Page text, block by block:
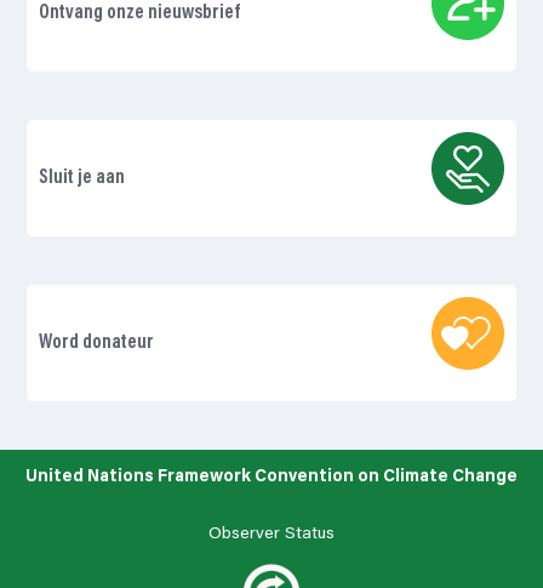
Ontvang onze nieuwsbrief
Sluit je aan
Word donateur
United Nations Framework Convention on Climate Change
Observer Status